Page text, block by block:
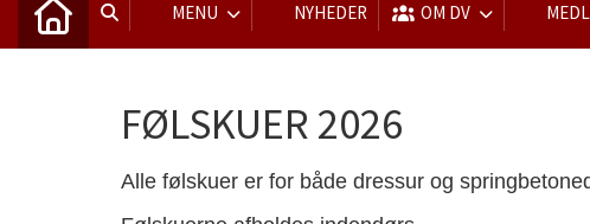
MENU NYHEDER OM DV
FØLSKUER 2026
Alle følskuer er for både dressur og